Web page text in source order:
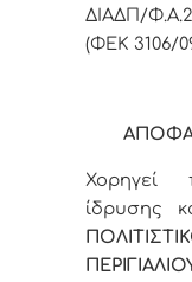
ΔΙΑΔΠ/
(ΦΕΚ 3106/
Χορηγεί
ίδρυσης